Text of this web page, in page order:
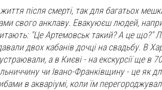
після смерті, так для багатьох
свого анклаву. Евакуюєш людей,
"Це Артемовськ такий? А це що?"
двох кабанів дочці на свадьбу. В
а в Києві - на екскурсії ще в
чи Івано-Франківщину - це як
в акваріумі, коли їм